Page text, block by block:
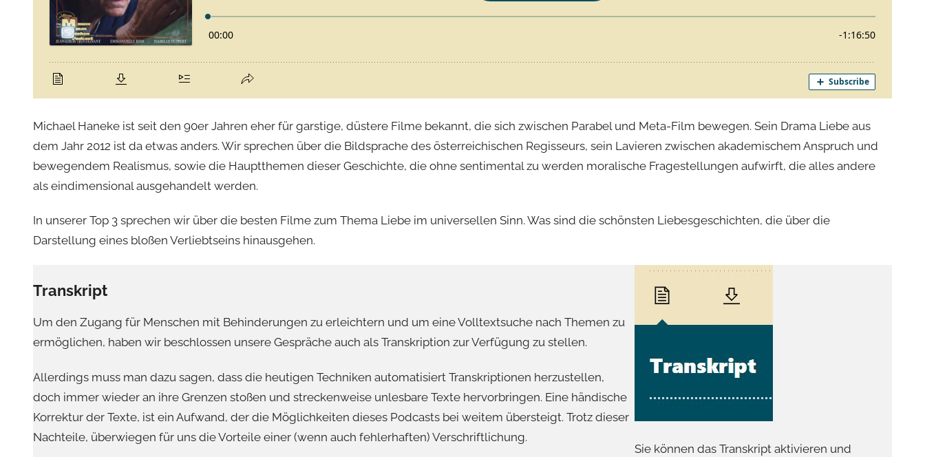
Michael Haneke ist seit den 90er Jahren eher für garstige, düstere Filme bekannt, die sich zwischen Parabel und Meta-Film bewegen. Sein Drama Liebe aus
dem Jahr 2012 ist da etwas anders. Wir sprechen über die Bildsprache des österreichischen Regisseurs, sein Lavieren zwischen akademischem Anspruch und
bewegendem Realismus, sowie die Hauptthemen dieser Geschichte, die ohne sentimental zu werden moralische Fragestellungen aufwirft, die alles andere
als eindimensional ausgehandelt werden.
In unserer Top 3 sprechen wir über die besten Filme zum Thema Liebe im universellen Sinn. Was sind die schönsten Liebesgeschichten, die über die
Darstellung eines bloßen Verliebtseins hinausgehen.
Transkript
Um den Zugang für Menschen mit Behinderungen zu erleichtern und um eine Volltextsuche nach Themen zu
ermöglichen, haben wir beschlossen unsere Gespräche auch als Transkription zur Verfügung zu stellen.
Allerdings muss man dazu sagen, dass die heutigen Techniken automatisiert Transkriptionen herzustellen,
doch immer wieder an ihre Grenzen stoßen und streckenweise unlesbare Texte hervorbringen. Eine händische
Korrektur der Texte, ist ein Aufwand, der die Möglichkeiten dieses Podcasts bei weitem übersteigt. Trotz dieser
Nachteile, überwiegen für uns die Vorteile einer (wenn auch fehlerhaften) Verschriftlichung.
Sie können das Transkript aktivieren und